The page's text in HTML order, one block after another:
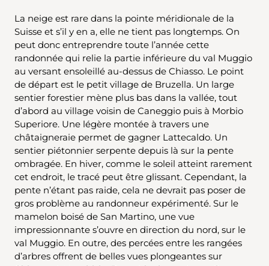
La neige est rare dans la pointe méridionale de la
Suisse et s’il y en a, elle ne tient pas longtemps. On
peut donc entreprendre toute l’année cette
randonnée qui relie la partie inférieure du val Muggio
au versant ensoleillé au-dessus de Chiasso. Le point
de départ est le petit village de Bruzella. Un large
sentier forestier mène plus bas dans la vallée, tout
d’abord au village voisin de Caneggio puis à Morbio
Superiore. Une légère montée à travers une
châtaigneraie permet de gagner Lattecaldo. Un
sentier piétonnier serpente depuis là sur la pente
ombragée. En hiver, comme le soleil atteint rarement
cet endroit, le tracé peut être glissant. Cependant, la
pente n’étant pas raide, cela ne devrait pas poser de
gros problème au randonneur expérimenté. Sur le
mamelon boisé de San Martino, une vue
impressionnante s’ouvre en direction du nord, sur le
val Muggio. En outre, des percées entre les rangées
d’arbres offrent de belles vues plongeantes sur